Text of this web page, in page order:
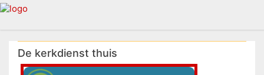
De kerkdienst thuis